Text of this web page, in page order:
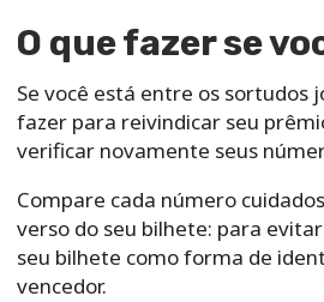
O que fazer se
Se você está entre os sortudos
fazer para reivindicar seu
verificar novamente seus
Compare cada número
verso do seu bilhete: para
seu bilhete como forma de
vencedor.